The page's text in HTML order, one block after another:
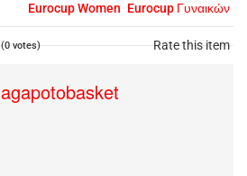
Eurocup Women Eurocup Γυναικών
Rate this item
(0 votes)
agapotobasket